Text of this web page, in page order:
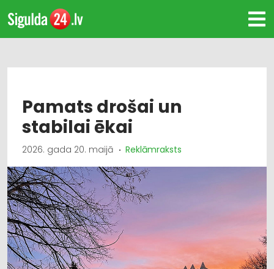
Pamats drošai un
stabilai ēkai
2026. gada 20. maijā Reklāmraksts